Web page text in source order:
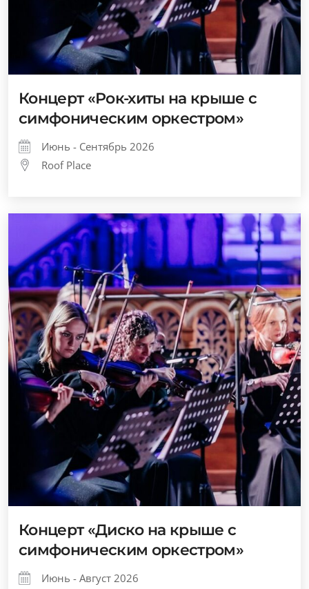
Концерт «Рок-хиты на крыше с
симфоническим оркестром»
Июнь - Сентябрь 2026
Roof Place
Концерт «Диско на крыше с
симфоническим оркестром»
Июнь - Август 2026